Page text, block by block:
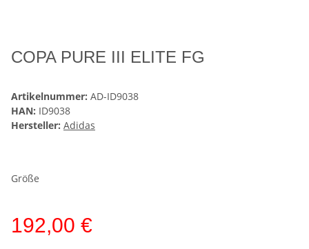
COPA PURE III ELITE FG
Artikelnummer: AD-ID9038
HAN: ID9038
Hersteller: Adidas
Größe
192,00 €